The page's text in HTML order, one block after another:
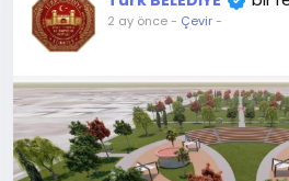
2 ay önce- Çevir-